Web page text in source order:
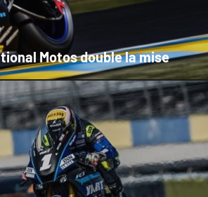
Motos double la mise